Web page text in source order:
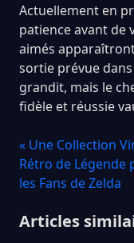
Actuellement en
patience avant de
aimés
sortie prévue
grandit, mais le
fidèle et réussie
« Une Collection
Rétro de Légende
les Fans de Zelda
Articles